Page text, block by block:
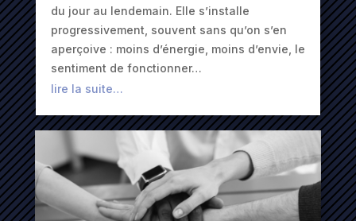
du jour au lendemain. Elle s’installe
progressivement, souvent sans qu’on s’en
aperçoive : moins d’énergie, moins d’envie, le
sentiment de fonctionner…
lire la suite…